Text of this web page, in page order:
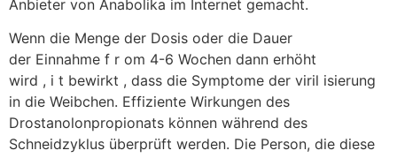
Anbieter von Anabolika im Internet gemacht.
Wenn die Menge der Dosis oder die Dauer
der Einnahme f r om 4-6 Wochen dann erhöht
wird , i t bewirkt , dass die Symptome der viril isierung
in die Weibchen. Effiziente Wirkungen des
Drostanolonpropionats können während des
Schneidzyklus überprüft werden. Die Person, die diese